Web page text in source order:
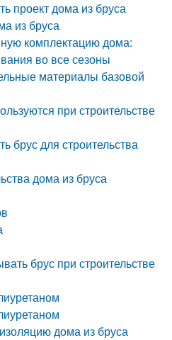
проект дома из бруса
из бруса
комплектацию дома:
во все сезоны
материалы базовой
при строительстве
брус для строительства
дома из бруса
брус при строительстве
дома из бруса